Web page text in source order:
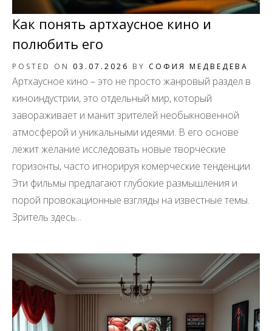
Как понять артхаусное кино и
полюбить его
POSTED ON 03.07.2026 BY СОФИЯ МЕДВЕДЕВА
Артхаусное кино – это не просто жанровый раздел в
киноиндустрии, это отдельный мир, который
завораживает и манит зрителей необыкновенной
атмосферой и уникальными идеями. В его основе
лежит желание исследовать новые творческие
горизонты, часто игнорируя комерческие тенденции.
Эти фильмы предлагают глубокие размышления и
порой провокационные взгляды на известные темы.
Зритель здесь...